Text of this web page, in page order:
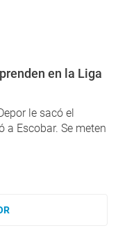
en la Liga
le sacó el
a Escobar. Se meten